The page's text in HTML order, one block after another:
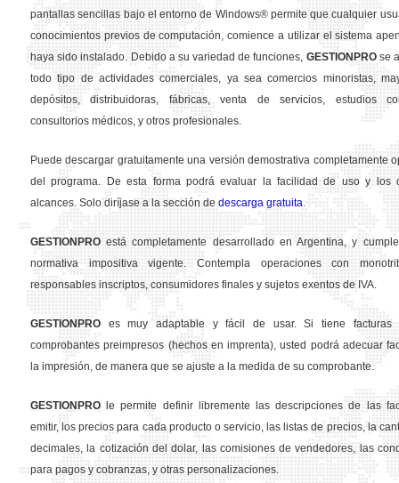
pantallas sencillas bajo el entorno de Windows® permite que cualquier
conocimientos previos de computación, comience a utilizar el sistema
haya sido instalado. Debido a su variedad de funciones, GESTION PROse
todo tipo de actividades comerciales, ya sea comercios minoristas,
depósitos, distribuidoras, fábricas, venta de servicios, estudios
consultorios médicos, y otros profesionales.
Puede descargar gratuitamente una versión demostrativa completamente
del programa. De esta forma podrá evaluar la facilidad de uso y los
alcances. Solo diríjase a la sección de descarga gratuita.
GESTION PRO está completamente desarrollado en Argentina, y
normativa impositiva vigente. Contempla operaciones con
responsables inscriptos, consumidores finales y sujetos exentos de IVA.
GESTION PRO es muy adaptable y fácil de usar. Si tiene facturas
comprobantes preimpresos (hechos en imprenta), usted podrá adecuar
la impresión, de manera que se ajuste a la medida de su comprobante.
GESTION PRO le permite definir libremente las descripciones de las
emitir, los precios para cada producto o servicio, las listas de precios, la
decimales, la cotización del dolar, las comisiones de vendedores, las
para pagos y cobranzas, y otras personalizaciones.